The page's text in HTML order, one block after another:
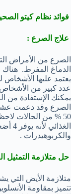
فوائد نظام كيتو
علاج الصرع :
الصرع من الأمراض
الدماغ المفرط.
يعتمد عليها
عدد كبير من الأشخاص
يمكنك الإستفادة من
الصرع وقد دعمت
50 % من الحالات
والكربوهيدرات .
حل متلازمة التمثيل
متلازمة الأيض التي
تتميز بمقاومة